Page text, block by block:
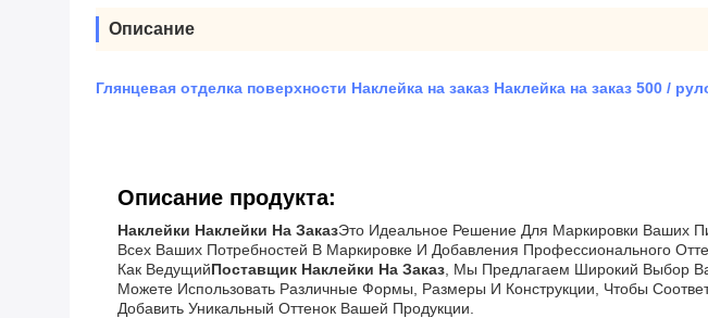
Описание
Глянцевая отделка поверхности Наклейка на заказ Наклейка на заказ 500 /
Описание продукта:
Наклейки Наклейки На ЗаказЭто Идеальное Решение Для Маркировки Ваших
Всех Ваших Потребностей В Маркировке И Добавления Профессионального
Как ВедущийПоставщик Наклейки На Заказ , Мы Предлагаем Широкий Выбор
Можете Использовать Различные Формы, Размеры И Конструкции, Чтобы
Добавить Уникальный Оттенок Вашей Продукции.